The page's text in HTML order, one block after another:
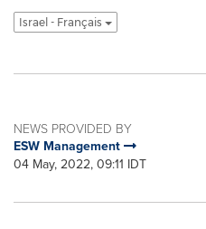
Israel - Français
NEWS PROVIDED BY
ESW Management
04 May, 2022, 09:11 IDT